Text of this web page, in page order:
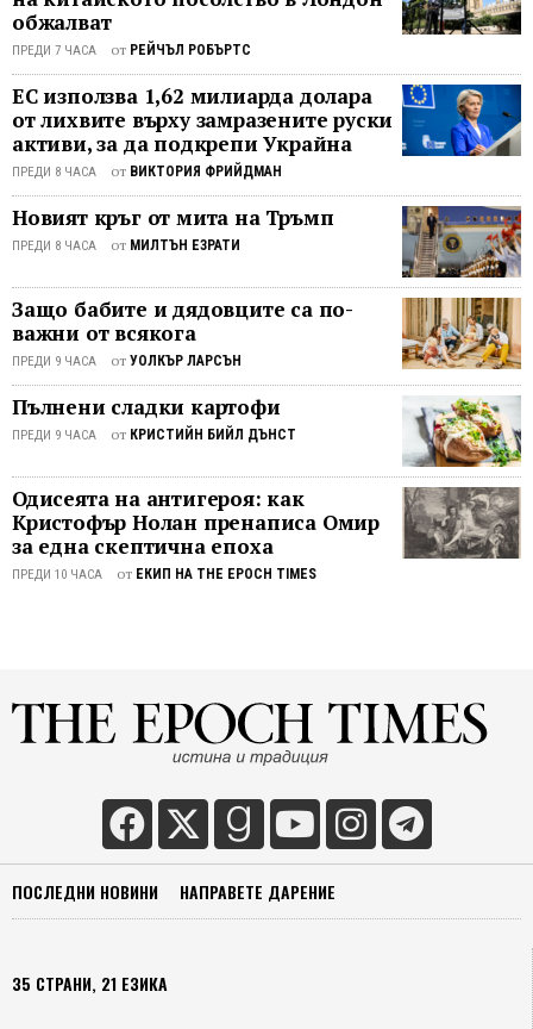
постепенно намериха ритъма си и
също започнаха да ...
неточен, а малко по-късно гостите
поискаха наказателен удар за
пеналтерията. Реферът обаче не
уважи претенциите и играта
продължи. Постепенно домакините
започнаха да създават повече
напрежение. След опасно
изпълнение на пряк свободен удар
Ерик Сабо ...
обжалват
ПРЕДИ 7 ЧАСА от РЕЙЧЪЛ РОБЪРТС
ЕС използва 1,62 милиарда долара
от лихвите върху замразените руски
активи, за да подкрепи Украйна
ПРЕДИ 8 ЧАСА от ВИКТОРИЯ ФРИЙДМАН
Новият кръг от мита на Тръмп
ПРЕДИ 8 ЧАСА от МИЛТЪН ЕЗРАТИ
Защо бабите и дядовците са по-
важни от всякога
ПРЕДИ 9 ЧАСА от УОЛКЪР ЛАРСЪН
Пълнени сладки картофи
ПРЕДИ 9 ЧАСА от КРИСТИЙН БИЙЛ ДЪНСТ
Одисеята на антигероя: как
Кристофър Нолан пренаписа Омир
за една скептична епоха
ПРЕДИ 10 ЧАСА от ЕКИП НА THE EPOCH TIMES
ПОСЛЕДНИ НОВИНИ НАПРАВЕТЕ ДАРЕНИЕ
35 СТРАНИ, 21 ЕЗИКА